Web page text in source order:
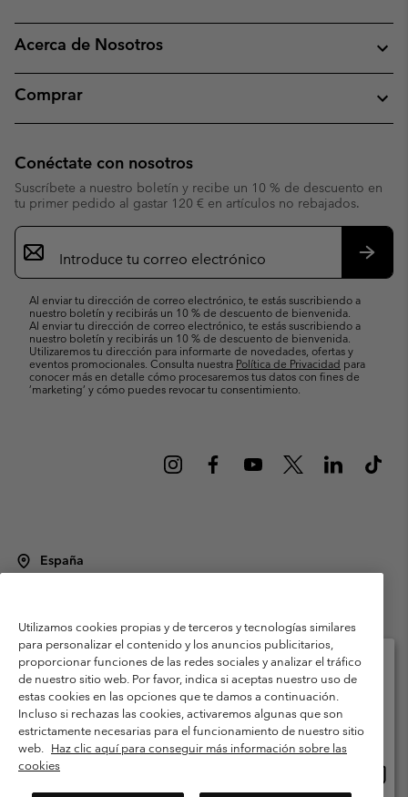
Acerca de Nosotros
Comprar
Conéctate con nosotros
Suscríbete a nuestro boletín y recibe un 10 % de descuento en
tu primer pedido al gastar 120 € en artículos no rebajados.
Suscripción
de
correo
Al enviar tu dirección de correo electrónico, te estás suscribiendo a
nuestro boletín y recibirás un 10 % de descuento de bienvenida.
Al enviar tu dirección de correo electrónico, te estás suscribiendo a
nuestro boletín y recibirás un 10 % de descuento de bienvenida.
Utilizaremos tu dirección para informarte de novedades, ofertas y
eventos promocionales. Consulta nuestra Política de Privacidad para
conocer más en detalle cómo procesaremos tus datos con fines de
’marketing’ y cómo puedes revocar tu consentimiento.
España
Condiciones de uso
Terminos de Venta
Garantía
Política de Privacidad
Términos y condiciones del programa de miembros
Términos De Uso Del Contenido Generado Por Los Usuarios
Impressum
Cookies Public CBCR
Utilizamos cookies propias y de terceros y tecnologías similares
para personalizar el contenido y los anuncios publicitarios,
proporcionar funciones de las redes sociales y analizar el tráfico
de nuestro sitio web. Por favor, indica si aceptas nuestro uso de
estas cookies en las opciones que te damos a continuación.
Incluso si rechazas las cookies, activaremos algunas que son
estrictamente necesarias para el funcionamiento de nuestro sitio
web. Haz clic aquí para conseguir más información sobre las
cookies
Selecciona tu país e idioma envío
Compras en línea disponibles